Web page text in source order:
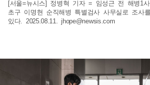
[서울=뉴시스] 정병혁 기자 = 임성근 전 해병1
초구 이명현 순직해병 특별검사 사무실로 조사
있다. 2025.08.11. jhope@newsis.com